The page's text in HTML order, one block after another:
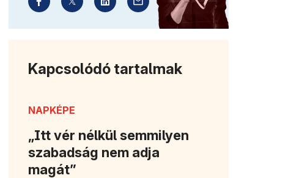
Kapcsolódó tartalmak
NAPKÉPE
„Itt vér nélkül semmilyen
szabadság nem adja
magát”